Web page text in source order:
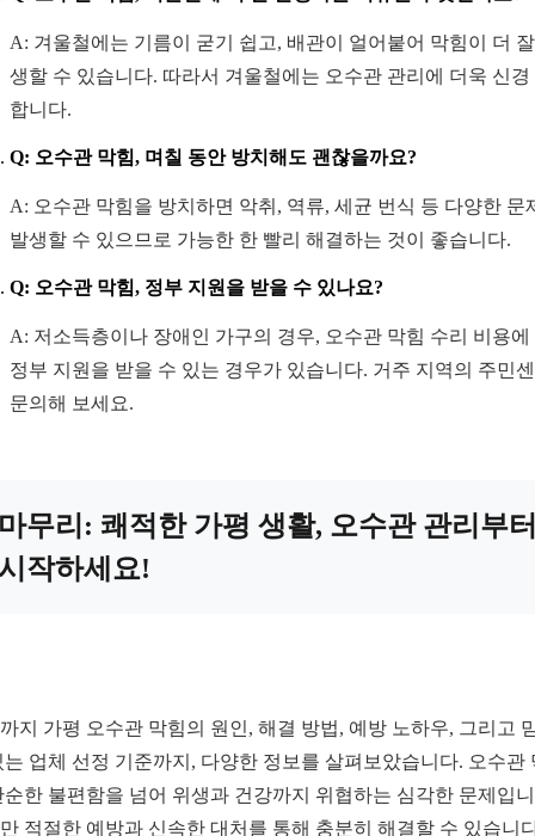
A: 겨울철에는 기름이 굳기 쉽고, 배관이 얼어붙어 막힘이 더
생할 수 있습니다. 따라서 겨울철에는 오수관 관리에 더욱 신경
합니다.
Q: 오수관 막힘, 며칠 동안 방치해도 괜찮을까요?
A: 오수관 막힘을 방치하면 악취, 역류, 세균 번식 등 다양한 문
발생할 수 있으므로 가능한 한 빨리 해결하는 것이 좋습니다.
Q: 오수관 막힘, 정부 지원을 받을 수 있나요?
A: 저소득층이나 장애인 가구의 경우, 오수관 막힘 수리 비용에
정부 지원을 받을 수 있는 경우가 있습니다. 거주 지역의 주민
문의해 보세요.
무리: 쾌적한 가평 생활, 오수관 관리부
작하세요!
지 가평 오수관 막힘의 원인, 해결 방법, 예방 노하우, 그리고
는 업체 선정 기준까지, 다양한 정보를 살펴보았습니다. 오수관
순한 불편함을 넘어 위생과 건강까지 위협하는 심각한 문제입
적절한 예방과 신속한 대처를 통해 충분히 해결할 수 있습니